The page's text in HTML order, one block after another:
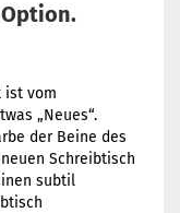
ist vom
„Neues“.
der Beine des
Schreibtisch
subtil